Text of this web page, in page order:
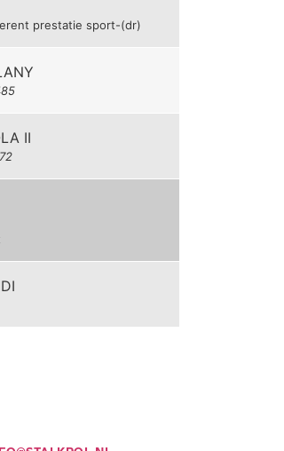
prestatie sport-(dr)
II